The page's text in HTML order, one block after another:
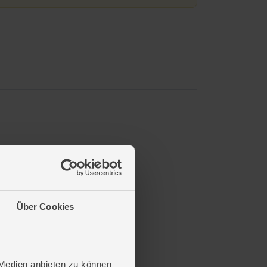
Über Cookies
anbieten zu können